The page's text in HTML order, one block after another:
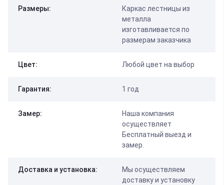
Размеры:
Каркас лестницы из
металла
изготавливается по
размерам заказчика
Цвет: Любой цвет на выбор
Гарантия: 1 год
Замер:
Наша компания
осуществляет
Бесплатный выезд и
замер.
Доставка и установка:
Мы осуществляем
доставку и установку